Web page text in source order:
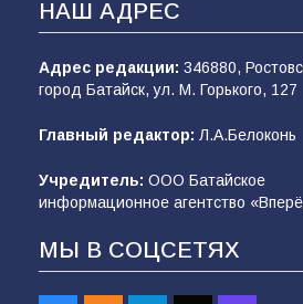
НАШ АДРЕС
Адрес редакции: 346880,
город Батайск, ул. М. Горького, 127
Главный редактор: Л.А.Белоконь
Учредитель: ООО Батайское
информационное агентство
МЫ В СОЦСЕТЯХ